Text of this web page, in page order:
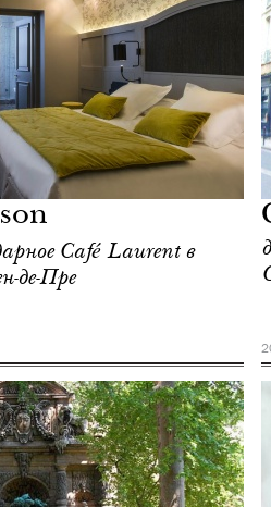
Café Laurent в
де-Пре